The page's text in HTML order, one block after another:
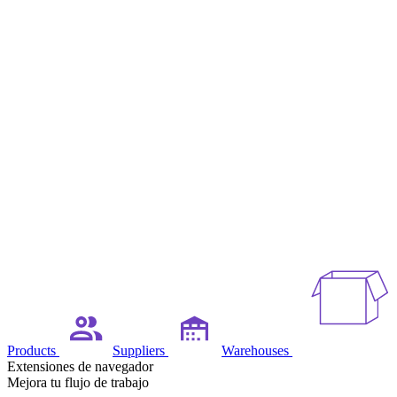
Products Suppliers Warehouses
Extensiones de navegador
Mejora tu flujo de trabajo